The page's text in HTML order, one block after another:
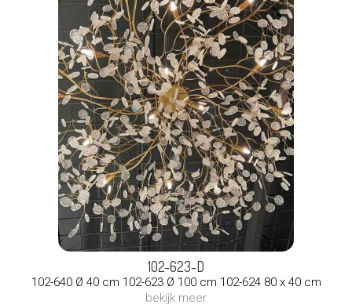
102-623-D
102-640 Ø 40 cm 102-623 Ø 100 cm 102-624 80 x 40 cm
bekijk meer